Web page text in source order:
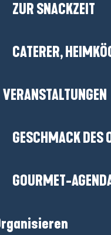
ZUR SNACKZEIT
CATERER,
VERANSTALTUNGEN
GESCHMACK DES
GOURMET-